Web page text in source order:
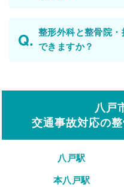
整形外科と整骨院
できますか？
八戸
交通事故対応の
八戸駅
本八戸駅